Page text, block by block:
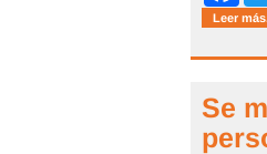
Leer
Se